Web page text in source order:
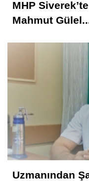
MHP
Mahmut
Uzmanından